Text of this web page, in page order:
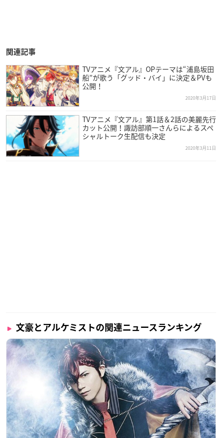
関連記事
TVアニメ『文アル』OPテーマは“浦島坂田
船”が歌う「グッド・バイ」に決定＆PVも
公開！
2020年3月17日
TVアニメ『文アル』第1話＆2話の美麗先行
カット公開！諏訪部順一さんらによるスペ
シャルトーク生配信も決定
2020年3月11日
文豪とアルケミストの関連ニュースランキング